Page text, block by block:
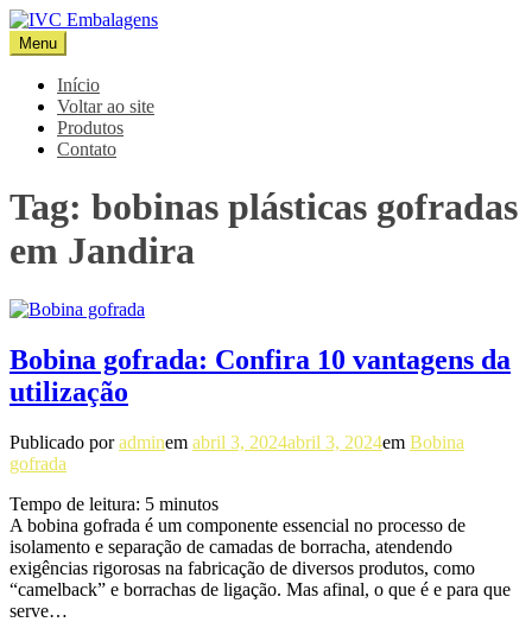
Pular
para
o
conteúdo
IVC Embalagens
Blog IVC
Menu
Início
Voltar ao site
Produtos
Contato
Tag: bobinas plásticas gofradas
em Jandira
Bobina gofrada: Confira 10 vantagens da
utilização
Publicado poradminem abril 3, 2024abril 3, 2024em Bobina
gofrada
Tempo de leitura: 5 minutos
A bobina gofrada é um componente essencial no processo de
isolamento e separação de camadas de borracha, atendendo
exigências rigorosas na fabricação de diversos produtos, como
“camelback” e borrachas de ligação. Mas afinal, o que é e para que
serve…